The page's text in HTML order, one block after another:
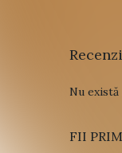
Nu există
FII